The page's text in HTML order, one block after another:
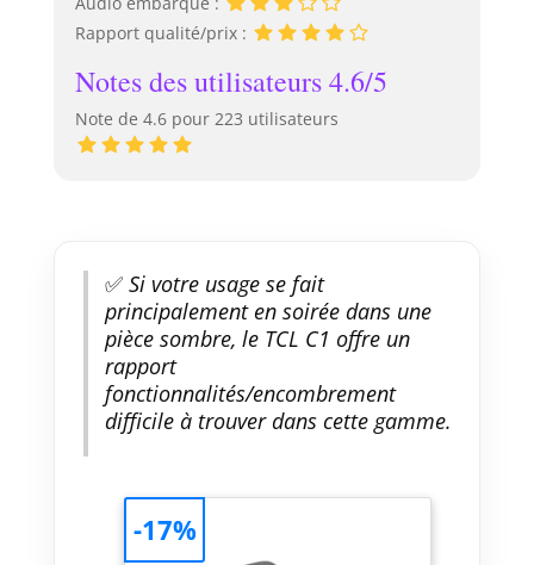
Rapport qualité/prix :
Notes des utilisateurs 4.6/5
Note de 4.6 pour 223 utilisateurs
✅Si votre usage se fait
principalement en soirée dans une
pièce sombre, le TCL C1 offre un
rapport
fonctionnalités/encombrement
difficile à trouver dans cette gamme.
-17%